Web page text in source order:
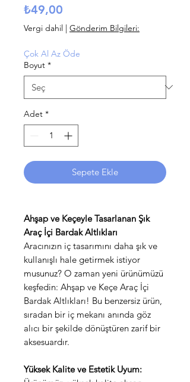
₺49,00
Vergi dahil | Gönderim Bilgileri:
Çok Al Az Öde
Boyut *
Adet *
Sepete Ekle
Ahşap ve Keçeyle Tasarlanan Şık
Araç İçi Bardak Altlıkları
Aracınızın iç tasarımını daha şık ve
kullanışlı hale getirmek istiyor
musunuz? O zaman yeni ürünümüzü
keşfedin: Ahşap ve Keçe Araç İçi
Bardak Altlıkları! Bu benzersiz ürün,
sıradan bir iç mekanı anında göz
alıcı bir şekilde dönüştüren zarif bir
aksesuardır.
Yüksek Kalite ve Estetik Uyum: